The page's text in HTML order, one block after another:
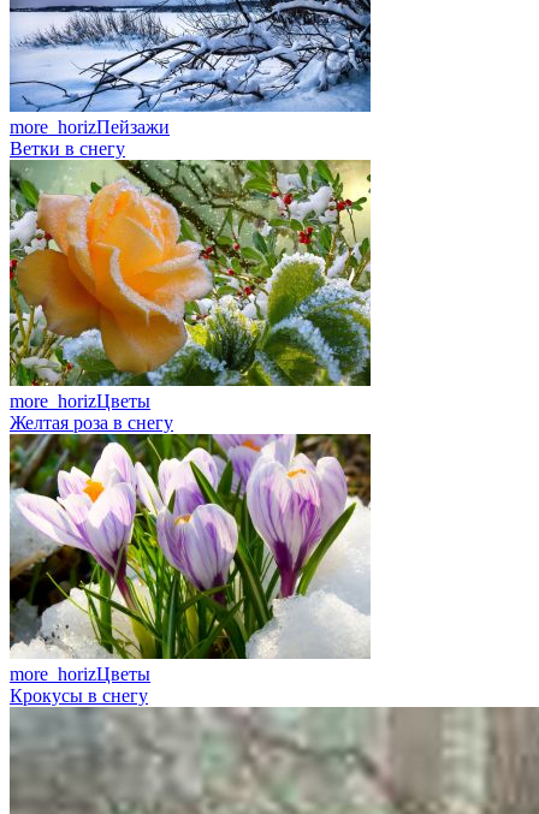
more_horizПейзажи
Ветки в снегу
more_horizЦветы
Желтая роза в снегу
more_horizЦветы
Крокусы в снегу